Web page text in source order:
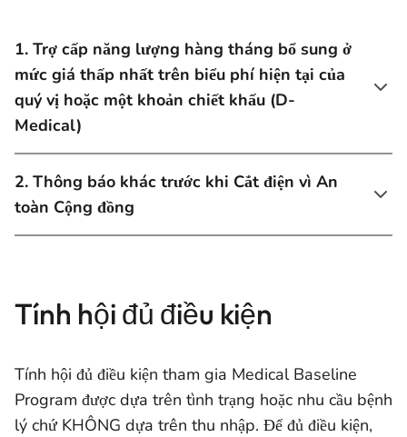
1. Trợ cấp năng lượng hàng tháng bổ sung ở
mức giá thấp nhất trên biểu phí hiện tại của
quý vị hoặc một khoản chiết khấu (D-
Medical)
2. Thông báo khác trước khi Cắt điện vì An
toàn Cộng đồng
Tính hội đủ điều kiện
Tính hội đủ điều kiện tham gia Medical Baseline
Program được dựa trên tình trạng hoặc nhu cầu bệnh
lý chứ KHÔNG dựa trên thu nhập. Để đủ điều kiện,